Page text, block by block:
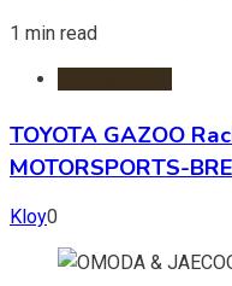
1 min read
TOYOTA GAZOO
MOTORSPORTS-
Kloy0